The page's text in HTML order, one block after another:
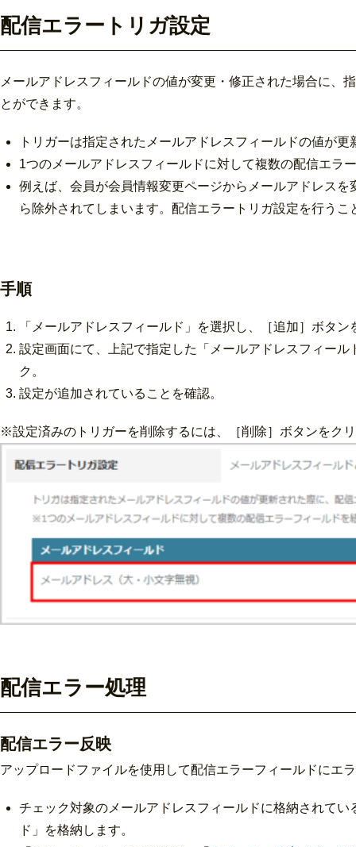
配信エラートリガ設定
メールアドレスフィールドの値が変更・修正された場合に、
とができます。
トリガーは指定されたメールアドレスフィールドの値が
1つのメールアドレスフィールドに対して複数の配信エラ
例えば、会員が会員情報変更ページからメールアドレス
ら除外されてしまいます。配信エラートリガ設定を行う
手順
「メールアドレスフィールド」を選択し、［追加］ボタン
設定画面にて、上記で指定した「メールアドレスフィー
ク。
設定が追加されていることを確認。
※設定済みのトリガーを削除するには、［削除］ボタンをク
配信エラー処理
配信エラー反映
アップロードファイルを使用して配信エラーフィールドにエ
チェック対象のメールアドレスフィールドに格納されて
ド」を格納します。